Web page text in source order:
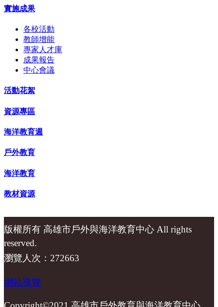
實施成果
各校活動
教師增能
專家人才庫
成果報告
中心會議
活動花絮
資源專區
海洋教育週
戶外教育
海洋教育
教材資源
版權所有 高雄市戶外與海洋教育中心 All rights
reserved.
瀏覽人次：272663
網站導覽